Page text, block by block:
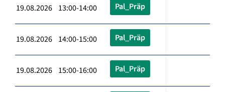
19.08.2026 13:00-14:00 Pal_Präp
19.08.2026 14:00-15:00 Pal_Präp
19.08.2026 15:00-16:00 Pal_Präp